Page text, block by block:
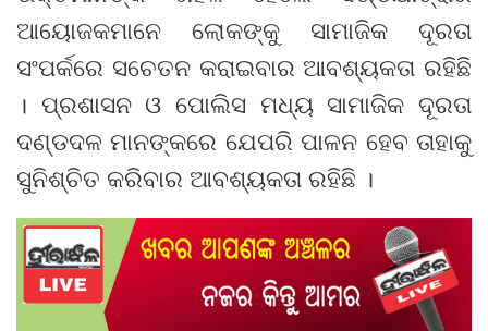
ଆୟୋଜକମାନେ ଲୋକଙ୍କୁ ସାମାଜିକ ଦୂରତା
ସଂପର୍କରେ ସଚେତନ କରାଇବାର ଆବଶ୍ୟକତା ରହିଛି
। ପ୍ରଶାସନ ଓ ପୋଲିସ ମଧ୍ୟ ସାମାଜିକ ଦୂରତା
ଦଣ୍ଡଦଳ ମାନଙ୍କରେ ଯେପରି ପାଳନ ହେବ ତାହାକୁ
ସୁନିଶ୍ଚିତ କରିବାର ଆବଶ୍ୟକତା ରହିଛି ।